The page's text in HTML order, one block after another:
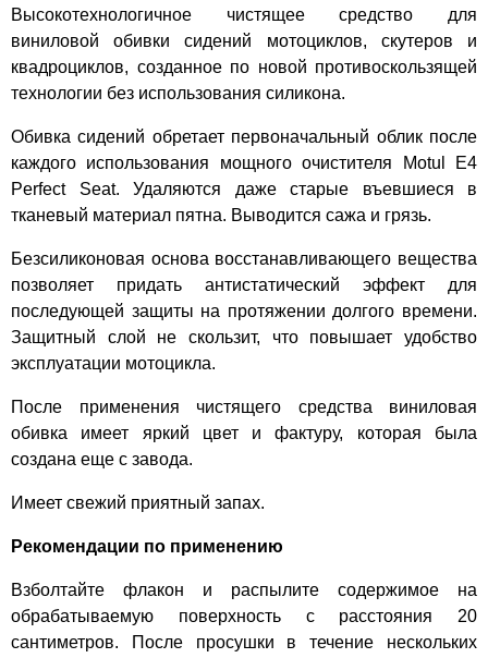
Высокотехнологичное чистящее средство для
виниловой обивки сидений мотоциклов, скутеров и
квадроциклов, созданное по новой противоскользящей
технологии без использования силикона.
Обивка сидений обретает первоначальный облик после
каждого использования мощного очистителя Motul E4
Perfect Seat. Удаляются даже старые въевшиеся в
тканевый материал пятна. Выводится сажа и грязь.
Безсиликоновая основа восстанавливающего вещества
позволяет придать антистатический эффект для
последующей защиты на протяжении долгого времени.
Защитный слой не скользит, что повышает удобство
эксплуатации мотоцикла.
После применения чистящего средства виниловая
обивка имеет яркий цвет и фактуру, которая была
создана еще с завода.
Имеет свежий приятный запах.
Рекомендации по применению
Взболтайте флакон и распылите содержимое на
обрабатываемую поверхность с расстояния 20
сантиметров. После просушки в течение нескольких